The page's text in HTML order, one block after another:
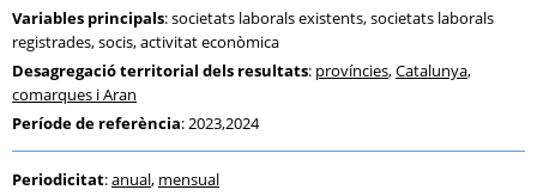
Variables principals: societats laborals existents, societats laborals
registrades, socis, activitat econòmica
Desagregació territorial dels resultats: províncies,Catalunya,
comarques i Aran
Període de referència: 2023,2024
Periodicitat:anual, mensual